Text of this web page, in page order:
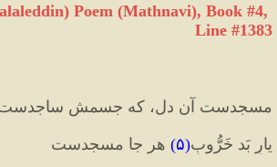
Poem (Mathnavi), Book #4,
Line #1383
مسجدست آن دل، که جسمش
یارِ بَد خَرُّوبِ(۵) هر جا مسجدست